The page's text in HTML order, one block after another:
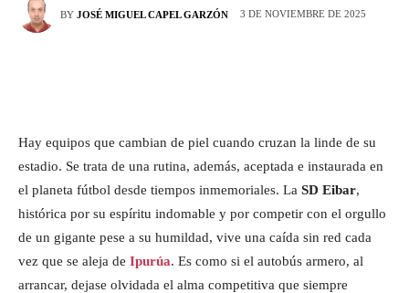
BY JOSÉ MIGUEL CAPEL GARZÓN 3 DE NOVIEMBRE DE 2025
Hay equipos que cambian de piel cuando cruzan la linde de su
estadio. Se trata de una rutina, además, aceptada e instaurada en
el planeta fútbol desde tiempos inmemoriales. La SD Eibar,
histórica por su espíritu indomable y por competir con el orgullo
de un gigante pese a su humildad, vive una caída sin red cada
vez que se aleja de Ipurúa. Es como si el autobús armero, al
arrancar, dejase olvidada el alma competitiva que siempre